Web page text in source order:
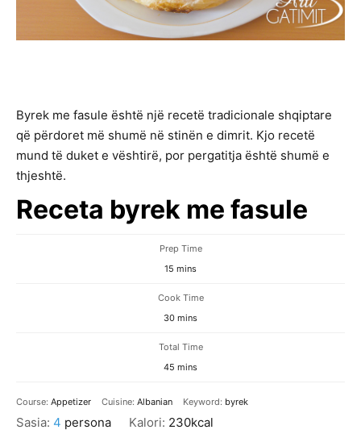
Byrek me fasule është një recetë tradicionale shqiptare
që përdoret më shumë në stinën e dimrit. Kjo recetë
mund të duket e vështirë, por pergatitja është shumë e
thjeshtë.
Receta byrek me fasule
Prep Time
15 minutes
mins
Cook Time
30minutes
mins
Total Time
45 minutes
mins
Course: Appetizer Cuisine:Albanian Keyword: byrek
Sasia: 4 persona Kalori: 230kcal